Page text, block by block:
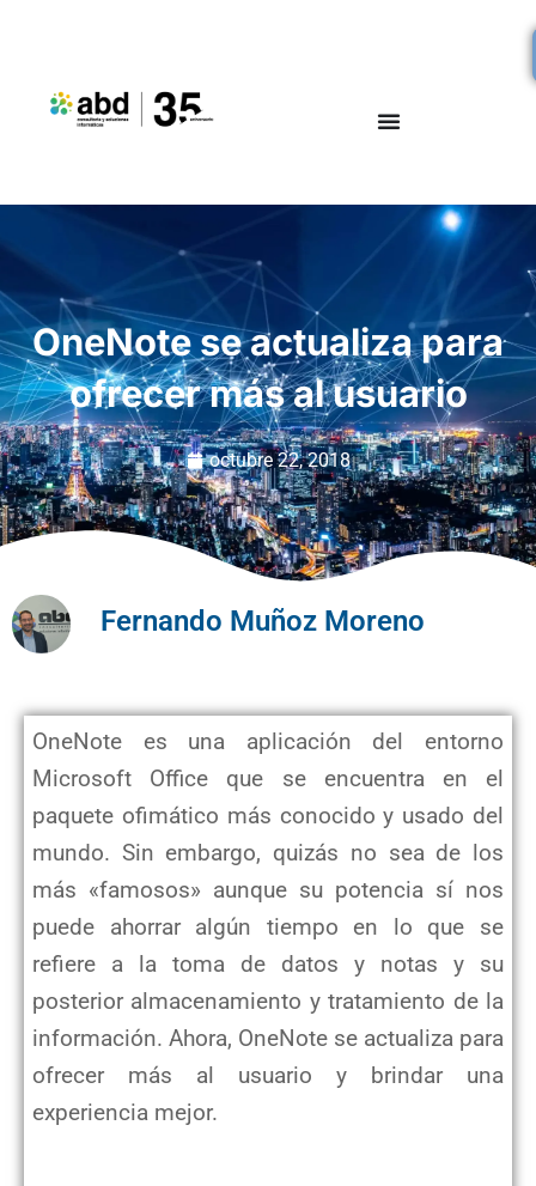
OneNote se actualiza para
ofrecer más al usuario
octubre 22, 2018
Fernando Muñoz Moreno
OneNote es una aplicación del entorno
Microsoft Office que se encuentra en el
paquete ofimático más conocido y usado del
mundo. Sin embargo, quizás no sea de los
más «famosos» aunque su potencia sí nos
puede ahorrar algún tiempo en lo que se
refiere a la toma de datos y notas y su
posterior almacenamiento y tratamiento de la
información. Ahora, OneNote se actualiza para
ofrecer más al usuario y brindar una
experiencia mejor.